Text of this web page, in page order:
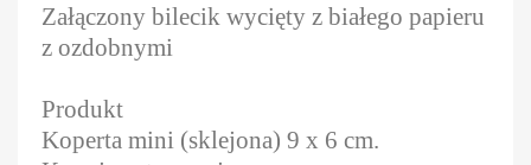
Załączony bilecik wycięty z białego papieru
z ozdobnymi
Produkt
Koperta mini (sklejona) 9 x 6 cm.